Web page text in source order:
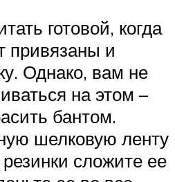
готовой, когда
привязаны и
Однако, вам не
на этом –
бантом.
шелковую ленту
сложите ее